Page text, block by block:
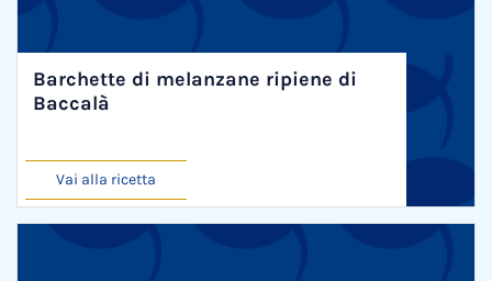
Barchette di melanzane ripiene di
Baccalà
Vai alla ricetta